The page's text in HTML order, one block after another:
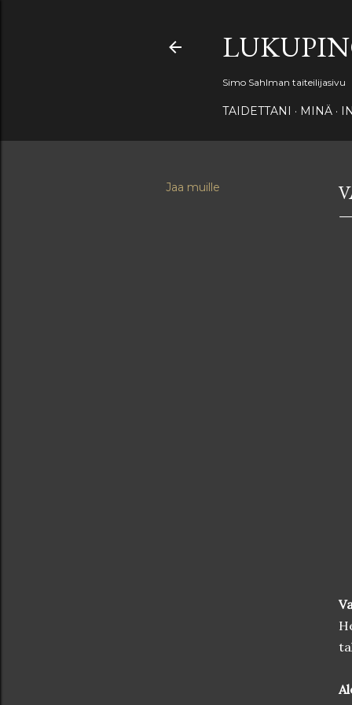
Simo Sahlman taiteilijasivu
TAIDETTANI MINÄ
Jaa muille